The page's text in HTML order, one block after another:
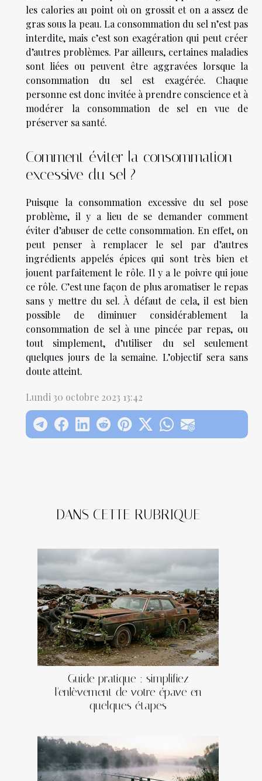
DANS CETTE RUBRIQUE
Guide pratique : simplifiez
l'enlèvement de votre épave en
quelques étapes
les calories au point où on grossit et on a assez de
gras sous la peau. La consommation du sel n’est pas
interdite, mais c’est son exagération qui peut créer
d’autres problèmes. Par ailleurs, certaines maladies
sont liées ou peuvent être aggravées lorsque la
consommation du sel est exagérée. Chaque
personne est donc invitée à prendre conscience et à
modérer la consommation de sel en vue de
préserver sa santé.
Comment éviter la consommation
excessive du sel ?
Puisque la consommation excessive du sel pose
problème, il y a lieu de se demander comment
éviter d’abuser de cette consommation. En effet, on
peut penser à remplacer le sel par d’autres
ingrédients appelés épices qui sont très bien et
jouent parfaitement le rôle. Il y a le poivre qui joue
ce rôle. C’est une façon de plus aromatiser le repas
sans y mettre du sel. À défaut de cela, il est bien
possible de diminuer considérablement la
consommation de sel à une pincée par repas, ou
tout simplement, d’utiliser du sel seulement
quelques jours de la semaine. L’objectif sera sans
doute atteint.
Lundi 30 octobre 2023 13:42